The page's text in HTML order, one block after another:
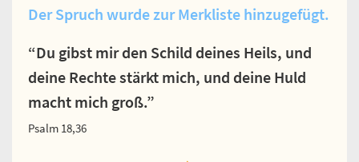
Der Spruch wurde zur Merkliste hinzugefügt.
“Du gibst mir den Schild deines Heils, und
deine Rechte stärkt mich, und deine Huld
macht mich groß.”
Psalm 18,36